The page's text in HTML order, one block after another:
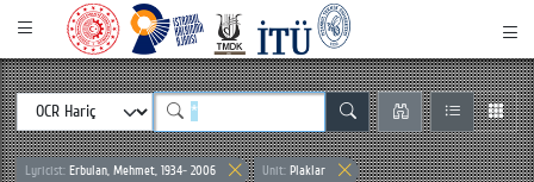
Lyricist: Erbulan, Mehmet, 1934- 2006 Unit: Plaklar